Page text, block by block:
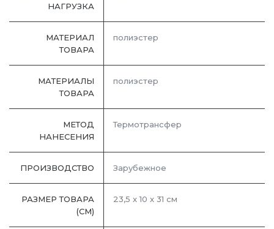
НАГРУЗКА
МАТЕРИАЛ
ТОВАРА
полиэстер
МАТЕРИАЛЫ
ТОВАРА
полиэстер
МЕТОД
НАНЕСЕНИЯ
Термотрансфер
ПРОИЗВОДСТВО Зарубежное
РАЗМЕР ТОВАРА
(СМ)
23,5 x 10 x 31 см